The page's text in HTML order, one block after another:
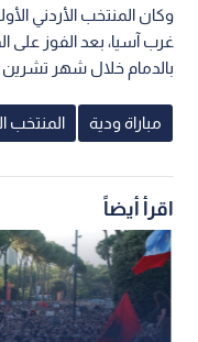
بالدمام خلال شهر تشرين
مباراة ودية المنتخب
اقرأ أيضاً